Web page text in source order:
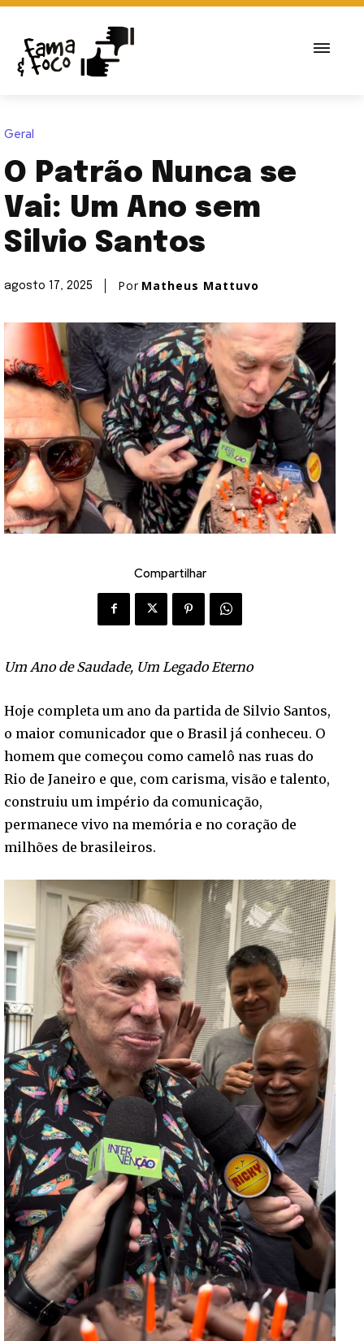
Geral
O Patrão Nunca se
Vai: Um Ano sem
Silvio Santos
agosto 17, 2025 Por Matheus Mattuvo
Compartilhar
Um Ano de Saudade, Um Legado Eterno
Hoje completa um ano da partida de Silvio Santos,
o maior comunicador que o Brasil já conheceu. O
homem que começou como camelô nas ruas do
Rio de Janeiro e que, com carisma, visão e talento,
construiu um império da comunicação,
permanece vivo na memória e no coração de
milhões de brasileiros.